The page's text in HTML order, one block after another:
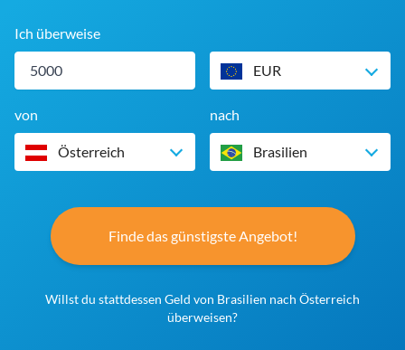
Ich überweise
EUR
von
Österreich
nach
Brasilien
Finde das günstigste Angebot!
Willst du stattdessen Geld von Brasilien nach Österreich
überweisen?